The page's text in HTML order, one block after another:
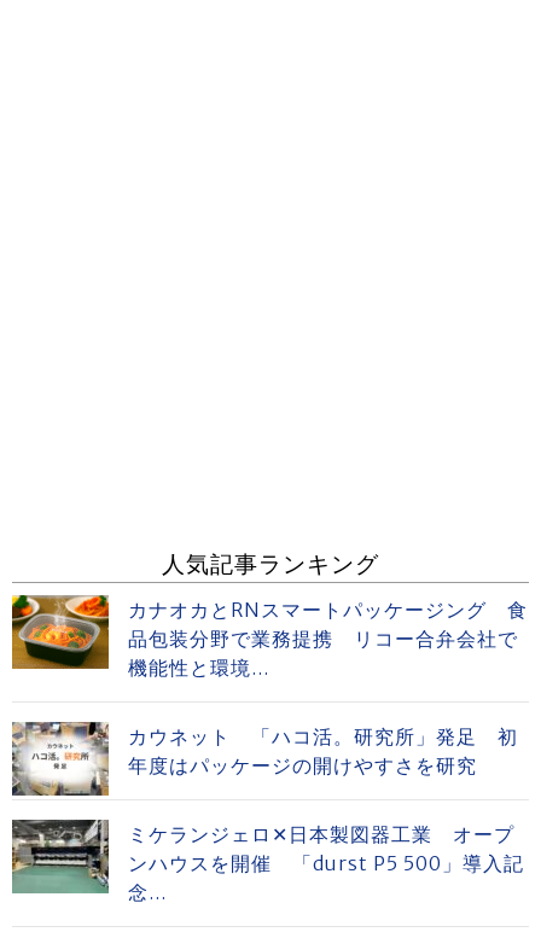
人気記事ランキング
カナオカとRNスマートパッケージング 食
品包装分野で業務提携 リコー合弁会社で
機能性と環境...
カウネット 「ハコ活。研究所」発足 初
年度はパッケージの開けやすさを研究
ミケランジェロ✕日本製図器工業 オープ
ンハウスを開催 「durst P5 500」導入記
念...